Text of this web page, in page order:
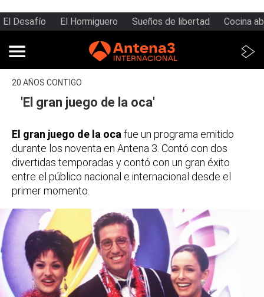
El Desafío El Hormiguero Sueños de libertad Cocina
20 AÑOS CONTIGO
'El gran juego de la oca'
El gran juego de la oca fue un programa emitido
durante los noventa en Antena 3. Contó con dos
divertidas temporadas y contó con un gran éxito
entre el público nacional e internacional desde el
primer momento.